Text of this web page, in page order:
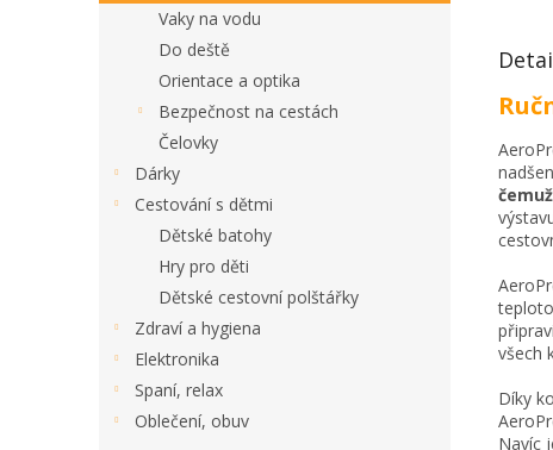
Vaky na vodu
Do deště
Orientace a optika
Bezpečnost na cestách
Čelovky
Dárky
Cestování s dětmi
Dětské batohy
Hry pro děti
Dětské cestovní polštářky
Zdraví a hygiena
Elektronika
Spaní, relax
Oblečení, obuv
všech
Díky
Navíc